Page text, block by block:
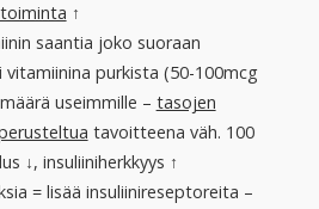
↑
saantia joko suoraan
purkista (50-100mcg
useimmille – tasojen
tavoitteena väh. 100
↓, insuliiniherkkyys ↑
= lisää insuliinireseptoreita –